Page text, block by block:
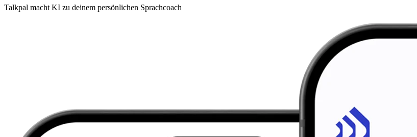
Talkpal macht KI zu deinem persönlichen Sprachcoach